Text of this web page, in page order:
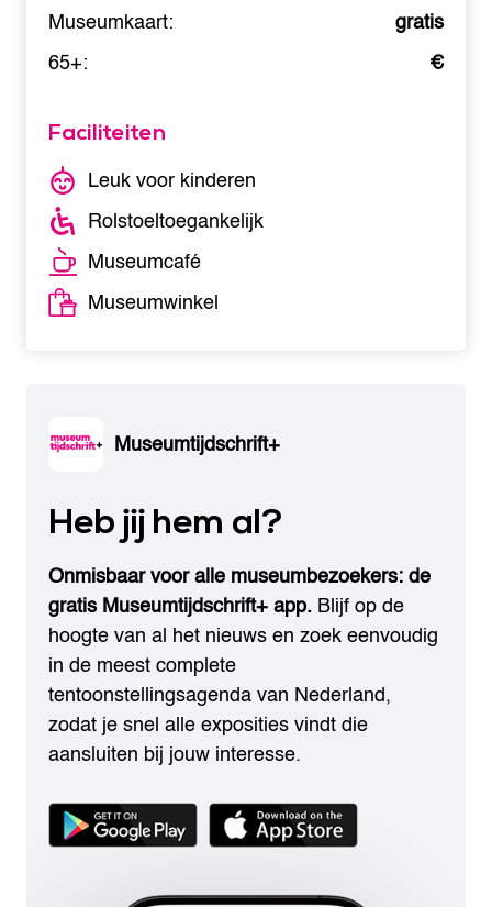
Museumkaart:
gratis
65+:
€
Faciliteiten
Leuk voor kinderen
Rolstoeltoegankelijk
Museumcafé
Museumwinkel
Museumtijdschrift+
Heb jij hem al?
Onmisbaar voor alle museumbezoekers: de
gratis Museumtijdschrift+ app. Blijf op de
hoogte van al het nieuws en zoek eenvoudig
in de meest complete
tentoonstellingsagenda van Nederland,
zodat je snel alle exposities vindt die
aansluiten bij jouw interesse.